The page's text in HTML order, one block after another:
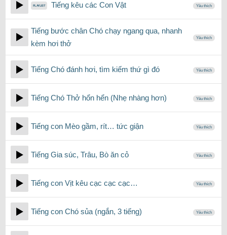
Tiếng kêu các Con Vật Yêu thích
Tiếng bước chân Chó chạy ngang qua, nhanh
kèm hơi thở
Yêu thích
Tiếng Chó đánh hơi, tìm kiếm thứ gì đó Yêu thích
Tiếng Chó Thở hổn hển (Nhẹ nhàng hơn) Yêu thích
Tiếng con Mèo gầm, rít… tức giận Yêu thích
Tiếng Gia súc, Trâu, Bò ăn cỏ Yêu thích
Tiếng con Vịt kêu cạc cạc cạc… Yêu thích
Tiếng con Chó sủa (ngắn, 3 tiếng) Yêu thích